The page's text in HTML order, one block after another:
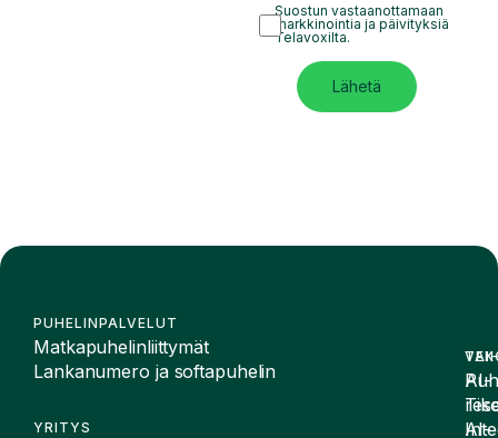
Suostun vastaanottamaan
markkinointia ja päivityksiä
Telavoxilta.
Lähetä
PUHELINPALVELUT
Matkapuhelinliittymät
Lankanumero ja softapuhelin
YRITYS
AI-
AI-